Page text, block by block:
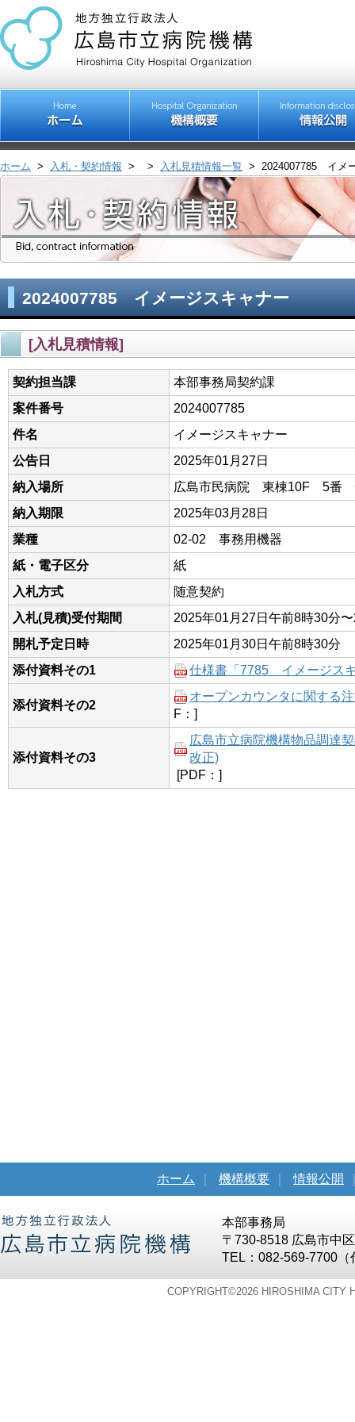
ホーム > 入札・契約情報 > > 入札見積情報一覧 > 2024007785 イメ
2024007785 イメージスキャナー
[入札見積情報]
契約担当課
本部事務局契約課
案件番号
2024007785
件名
イメージスキャナー
公告日
2025年01月27日
納入場所
広島市民病院 東棟10F 5番
納入期限
2025年03月28日
業種
02-02 事務用機器
紙・電子区分
紙
入札方式
随意契約
入札(見積)受付期間
2025年01月27日午前8時30分
開札予定日時
2025年01月30日午前8時30分
添付資料その1
仕様書「7785 イメージス
添付資料その2
オープンカウンタに関する
F：]
添付資料その3
広島市立病院機構物品調達
改正)
[PDF：]
ホーム 機構概要 情報公開
本部事務局
〒730-8518 広島市中
TEL：082-569-7700
COPYRIGHT©2026 HIROSHIMA CITY